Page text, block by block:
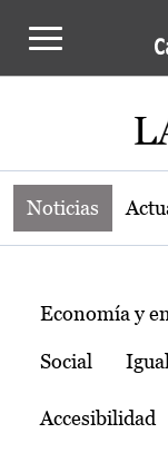
Noticias de
Noticias
Temas
Economía y
Social
Accesibilidad